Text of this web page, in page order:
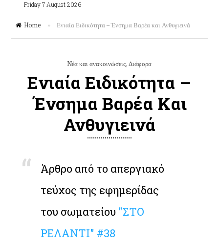
Friday 7 August 2026
Home » Ενιαία Ειδικότητα – Ένσημα Βαρέα και Ανθυγιεινά
Nέα και ανακοινώσεις,Διάφορα
Ενιαία Ειδικότητα –
Ένσημα Βαρέα Και
Ανθυγιεινά
Άρθρο από το απεργιακό
τεύχος της εφημερίδας
του σωματείου "ΣΤΟ
ΡΕΛΑΝΤΙ" #38